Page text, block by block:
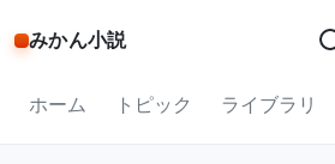
みかん小説
ホーム トピック ライブラリ